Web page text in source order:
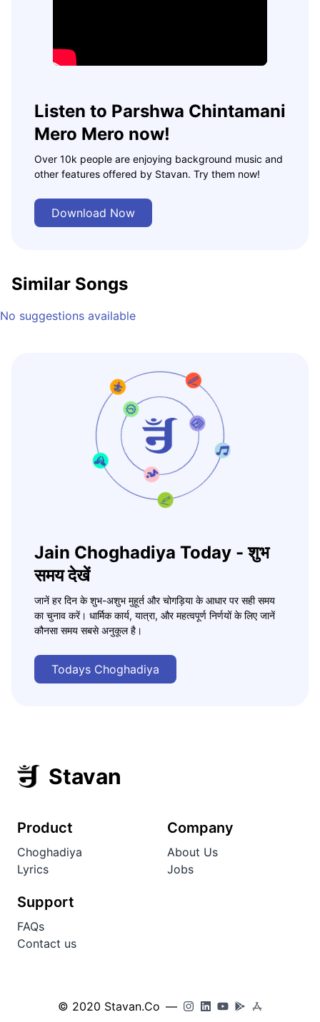
Listen to Parshwa Chintamani
Mero Mero now!
Over 10k people are enjoying background music and
other features offered by Stavan. Try them now!
Download Now
Similar Songs
No suggestions available
Jain Choghadiya Today - शुभ
समय देखें
जानें हर दिन के शुभ-अशुभ मुहूर्त और चोगड़िया के आधार पर सही समय
का चुनाव करें। धार्मिक कार्य, यात्रा, और महत्वपूर्ण निर्णयों के लिए जानें
कौनसा समय सबसे अनुकूल है।
Todays Choghadiya
Stavan
Product
Choghadiya
Lyrics
Company
About Us
Jobs
Support
FAQs
Contact us
© 2020 Stavan.Co —